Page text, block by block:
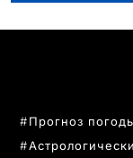
Прогноз